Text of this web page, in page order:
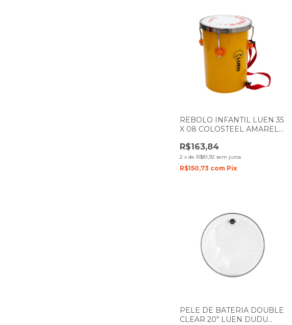
REBOLO INFANTIL LUEN 35
X 08 COLOSTEEL AMARELO
R$163,84
2 xde R$81,92 sem juros
R$150,73 com Pix
PELE DE BATERIA DOUBLE
CLEAR 20" LUEN DUDU